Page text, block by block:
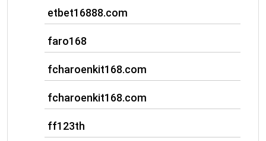
etbet16888.com
faro168
fcharoenkit168.com
fcharoenkit168.com
ff123th